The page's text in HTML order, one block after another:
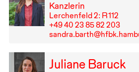
Kanzlerin
Lerchenfeld 2: R⁠ ⁠112
+49⁠ ⁠40⁠ ⁠23⁠ ⁠85⁠ ⁠82⁠ ⁠203
Juliane Baruck